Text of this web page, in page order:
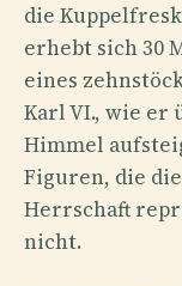
die
erhebt sich 30
eines
Karl VI., wie er
Himmel
Figuren, die
Herrschaft
nicht.